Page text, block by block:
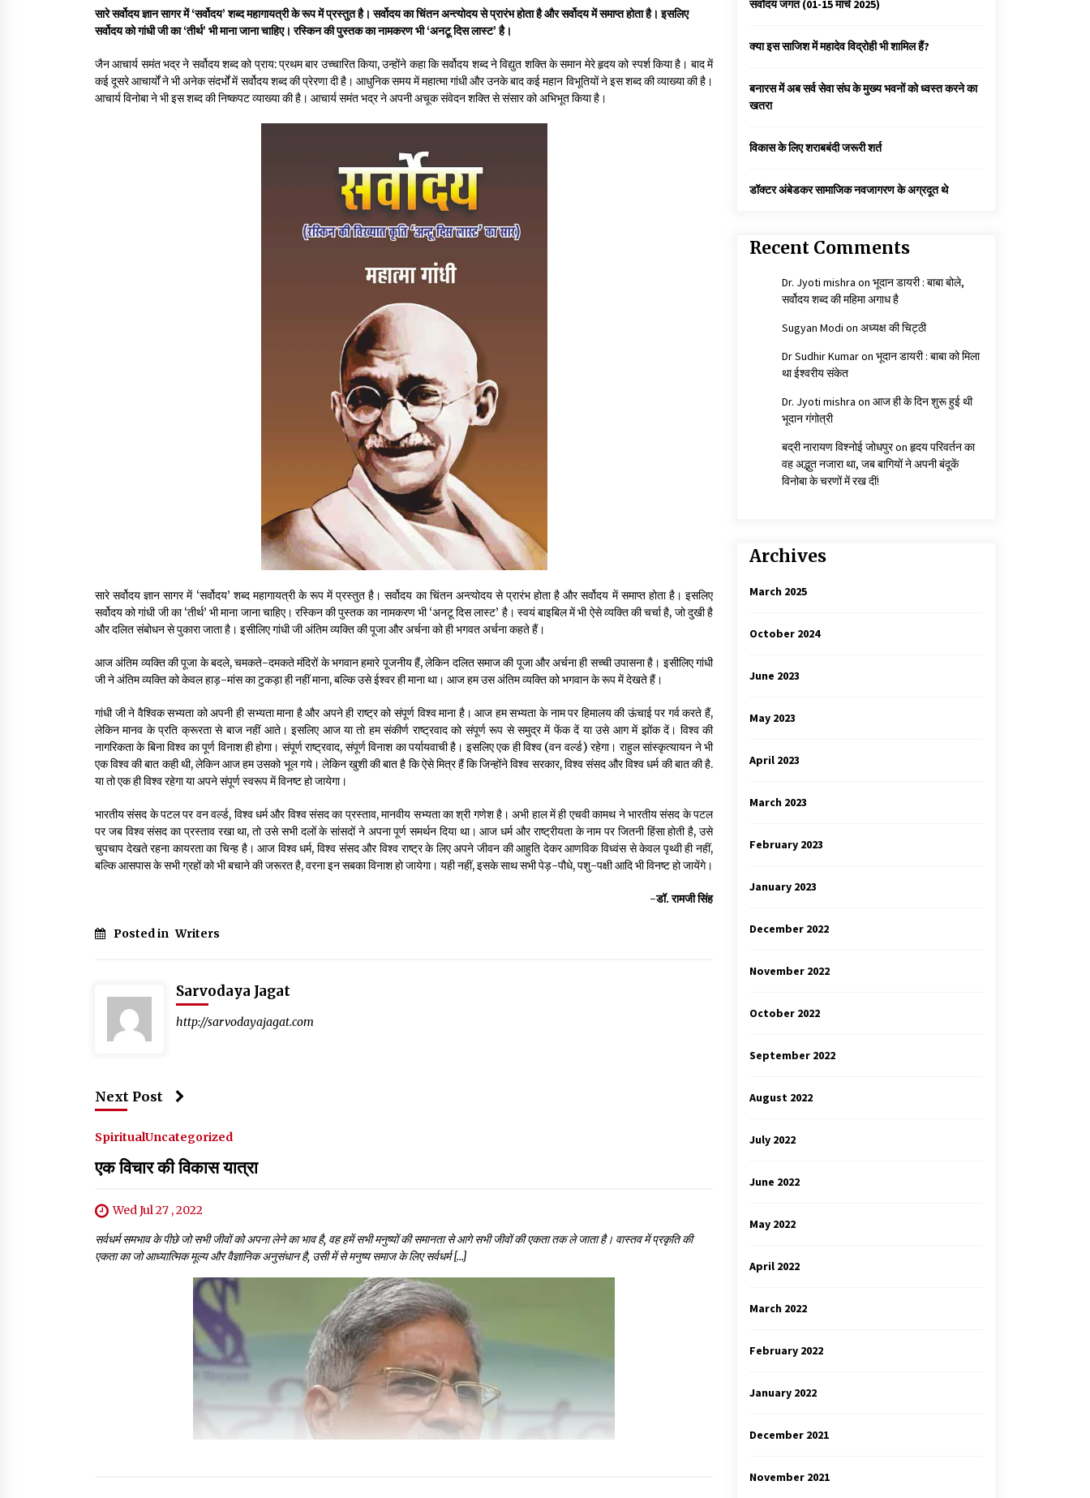
3 years ago 3 years ago
कैसे बचायें बच्चों का मन?
सारे सर्वोदय ज्ञान सागर में ‘सर्वोदय’ शब्द महागायत्री के रूप में प्रस्तुत है। सर्वोदय का चिंतन अन्त्योदय से प्रारंभ होता है और सर्वोदय में समाप्त होता है। इसलिए
सर्वोदय को गांधी जी का ‘तीर्थ’ भी माना जाना चाहिए। रस्किन की पुस्तक का नामकरण भी ‘अनटू दिस लास्ट’ है।
जैन आचार्य समंत भद्र ने सर्वोदय शब्द को प्राय: प्रथम बार उच्चारित किया, उन्होंने कहा कि सर्वोदय शब्द ने विद्युत शक्ति के समान मेरे हृदय को स्पर्श किया है। बाद में
कई दूसरे आचार्यों ने भी अनेक संदर्भों में सर्वोदय शब्द की प्रेरणा दी है। आधुनिक समय में महात्मा गांधी और उनके बाद कई महान विभूतियों ने इस शब्द की व्याख्या की है।
आचार्य विनोबा ने भी इस शब्द की निष्कपट व्याख्या की है। आचार्य समंत भद्र ने अपनी अचूक संवेदन शक्ति से संसार को अभिभूत किया है।
सारे सर्वोदय ज्ञान सागर में ‘सर्वोदय’ शब्द महागायत्री के रूप में प्रस्तुत है। सर्वोदय का चिंतन अन्त्योदय से प्रारंभ होता है और सर्वोदय में समाप्त होता है। इसलिए
सर्वोदय को गांधी जी का ‘तीर्थ’ भी माना जाना चाहिए। रस्किन की पुस्तक का नामकरण भी ‘अनटू दिस लास्ट’ है। स्वयं बाइबिल में भी ऐसे व्यक्ति की चर्चा है, जो दुखी है
और दलित संबोधन से पुकारा जाता है। इसीलिए गांधी जी अंतिम व्यक्ति की पूजा और अर्चना को ही भगवत अर्चना कहते हैं।
आज अंतिम व्यक्ति की पूजा के बदले, चमकते-दमकते मंदिरों के भगवान हमारे पूजनीय हैं, लेकिन दलित समाज की पूजा और अर्चना ही सच्ची उपासना है। इसीलिए गांधी
जी ने अंतिम व्यक्ति को केवल हाड़-मांस का टुकड़ा ही नहीं माना, बल्कि उसे ईश्वर ही माना था। आज हम उस अंतिम व्यक्ति को भगवान के रूप में देखते हैं।
गांधी जी ने वैश्विक सभ्यता को अपनी ही सभ्यता माना है और अपने ही राष्ट्र को संपूर्ण विश्व माना है। आज हम सभ्यता के नाम पर हिमालय की ऊंचाई पर गर्व करते हैं,
लेकिन मानव के प्रति क्रूरता से बाज नहीं आते। इसलिए आज या तो हम संकीर्ण राष्ट्रवाद को संपूर्ण रूप से समुद्र में फेंक दें या उसे आग में झोंक दें। विश्व की
नागरिकता के बिना विश्व का पूर्ण विनाश ही होगा। संपूर्ण राष्ट्रवाद, संपूर्ण विनाश का पर्यायवाची है। इसलिए एक ही विश्व (वन वर्ल्ड) रहेगा। राहुल सांस्कृत्यायन ने भी
एक विश्व की बात कही थी, लेकिन आज हम उसको भूल गये। लेकिन खुशी की बात है कि ऐसे मित्र हैं कि जिन्होंने विश्व सरकार, विश्व संसद और विश्व धर्म की बात की है.
या तो एक ही विश्व रहेगा या अपने संपूर्ण स्वरूप में विनष्ट हो जायेगा।
भारतीय संसद के पटल पर वन वर्ल्ड, विश्व धर्म और विश्व संसद का प्रस्ताव, मानवीय सभ्यता का श्री गणेश है। अभी हाल में ही एचवी कामथ ने भारतीय संसद के पटल
पर जब विश्व संसद का प्रस्ताव रखा था, तो उसे सभी दलों के सांसदों ने अपना पूर्ण समर्थन दिया था। आज धर्म और राष्ट्रीयता के नाम पर जितनी हिंसा होती है, उसे
चुपचाप देखते रहना कायरता का चिन्ह है। आज विश्व धर्म, विश्व संसद और विश्व राष्ट्र के लिए अपने जीवन की आहुति देकर आणविक विध्वंस से केवल पृथ्वी ही नहीं,
बल्कि आसपास के सभी ग्रहों को भी बचाने की जरूरत है, वरना इन सबका विनाश हो जायेगा। यही नहीं, इसके साथ सभी पेड़-पौधे, पशु-पक्षी आदि भी विनष्ट हो जायेंगे।
-डॉ. रामजी सिंह
Posted in Writers
Sarvodaya Jagat
http://sarvodayajagat.com
Next Post
SpiritualUncategorized
एक विचार की विकास यात्रा
Wed Jul 27 , 2022
सर्वधर्म समभाव के पीछे जो सभी जीवों को अपना लेने का भाव है, वह हमें सभी मनुष्यों की समानता से आगे सभी जीवों की एकता तक ले जाता है। वास्तव में प्रकृति की
एकता का जो आध्यात्मिक मूल्य और वैज्ञानिक अनुसंधान है, उसी में से मनुष्य समाज के लिए सर्वधर्म […]
सर्वोदय जगत (01-15 मार्च 2025)
क्या इस साजिश में महादेव विद्रोही भी शामिल हैं?
बनारस में अब सर्व सेवा संघ के मुख्य भवनों को ध्वस्त करने का
खतरा
विकास के लिए शराबबंदी जरूरी शर्त
डॉक्टर अंबेडकर सामाजिक नवजागरण के अग्रदूत थे
Recent Comments
Dr. Jyoti mishra on भूदान डायरी : बाबा बोले,
सर्वोदय शब्द की महिमा अगाध है
Sugyan Modi on अध्यक्ष की चिट्ठी
Dr Sudhir Kumaron भूदान डायरी : बाबा को मिला
था ईश्वरीय संकेत
Dr. Jyoti mishra on आज ही के दिन शुरू हुई थी
भूदान गंगोत्री
बद्री नारायण विश्नोई जोधपुरon हृदय परिवर्तन का
वह अद्भुत नजारा था, जब बागियों ने अपनी बंदूकें
विनोबा के चरणों में रख दीं!
Archives
March 2025
October 2024
June 2023
May 2023
April 2023
March 2023
February 2023
January 2023
December 2022
November 2022
October 2022
September 2022
August 2022
July 2022
June 2022
May 2022
April 2022
March 2022
February 2022
January 2022
December 2021
November 2021